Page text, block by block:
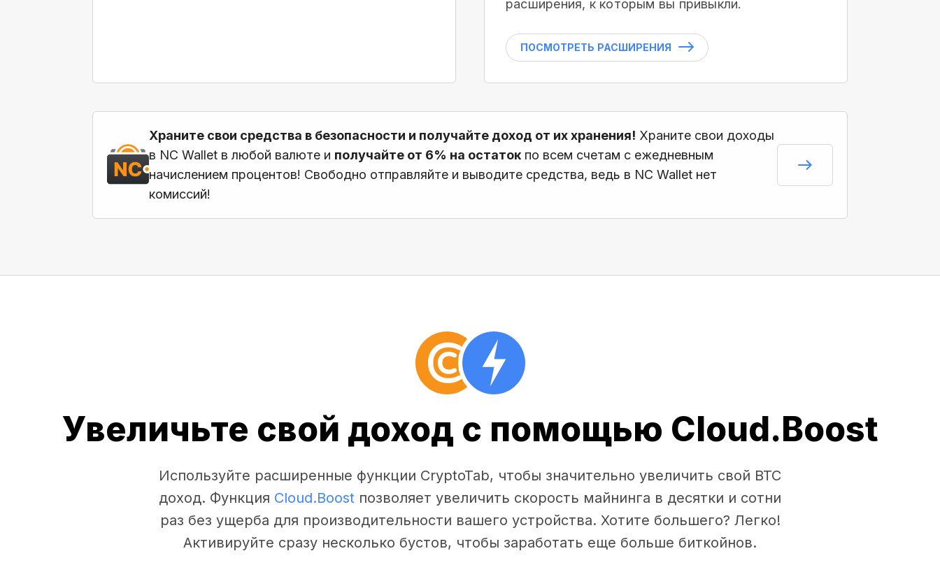
расширения, к которым вы привыкли.
ПОСМОТРЕТЬ РАСШИРЕНИЯ
Храните свои средства в безопасности и получайте доход от их хранения! Храните свои доходы
в NC Wallet в любой валюте и получайте от 6% на остаток по всем счетам с ежедневным
начислением процентов! Свободно отправляйте и выводите средства, ведь в NC Wallet нет
комиссий!
Увеличьте свой доход с помощью Cloud.Boost
Используйте расширенные функции CryptoTab, чтобы значительно увеличить свой BTC
доход. Функция Cloud.Boost позволяет увеличить скорость майнинга в десятки и сотни
раз без ущерба для производительности вашего устройства. Хотите большего? Легко!
Активируйте сразу несколько бустов, чтобы заработать еще больше биткойнов.